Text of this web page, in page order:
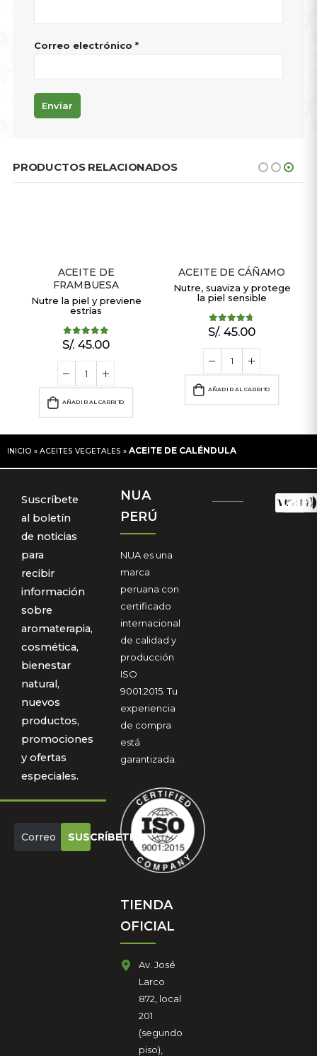
Correo electrónico *
PRODUCTOS RELACIONADOS
ACEITE DE
FRAMBUESA
Nutre la piel y previene
estrías
5.00 out of 5
S/. 45.00
AÑADIR AL CARRITO
ACEITE DE CÁÑAMO
Nutre, suaviza y protege
la piel sensible
4.67 out of 5
S/. 45.00
AÑADIR AL CARRITO
INICIO » ACEITES VEGETALES » ACEITE DE CALÉNDULA
Suscríbete
al boletín
de noticias
para
recibir
información
sobre
aromaterapia,
cosmética,
bienestar
natural,
nuevos
productos,
promociones
y ofertas
especiales.
SUSCRÍBETE
NUA
PERÚ
NUA es una
marca
peruana con
certificado
internacional
de calidad y
producción
ISO
9001:2015. Tu
experiencia
de compra
está
garantizada.
TIENDA
OFICIAL
Av. José
Larco
872, local
201
(segundo
piso),